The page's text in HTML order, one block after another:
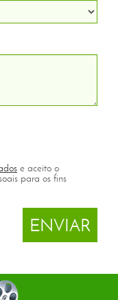
e aceito o
para os fins